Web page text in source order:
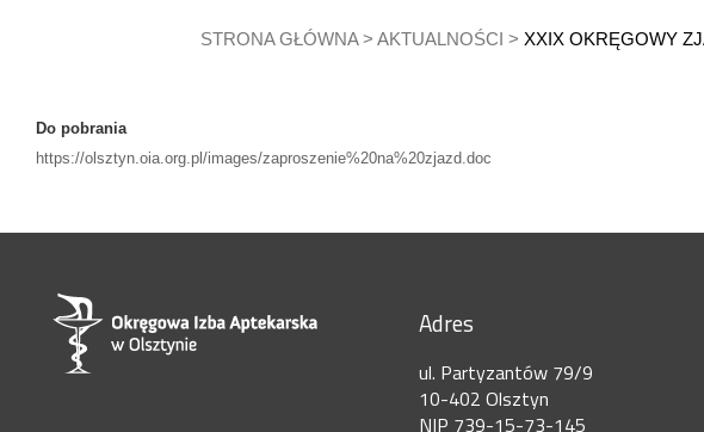
STRONA GŁÓWNA> AKTUALNOŚCI > XXIX OKRĘGOWY
Do pobrania
https://olsztyn.oia.org.pl/images/zaproszenie%20na%20zjazd.doc
Adres
ul. Partyzantów 79/9
10-402 Olsztyn
NIP 739-15-73-145